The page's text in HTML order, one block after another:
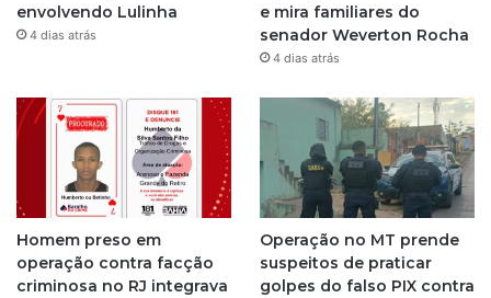
a
m
envolvendo Lulinha
4 dias atrás
e mira familiares do
senador Weverton Rocha
4 dias atrás
Homem preso em
operação contra facção
criminosa no RJ integrava
Operação no MT prende
suspeitos de praticar
golpes do falso PIX contra